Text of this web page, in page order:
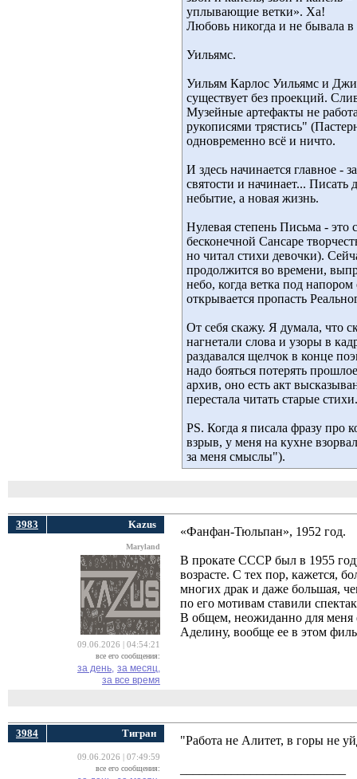
уплывающие ветки». Ха!
Любовь никогда и не бывала в
Уильямс.
Уильям Карлос Уильямс и
существует без проекций.
Музейные артефакты не
рукописями трястись"
одновременно всё и ничто.
И здесь начинается главное -
святости и начинает...
небытие, а новая жизнь.
Нулевая степень Письма - это
бесконечной Сансаре
но читал стихи девочки).
продолжится во времени,
небо, когда ветка под напором
открывается пропасть
От себя скажу. Я думала, что
нагнетали слова и узоры в
раздавался щелчок в конце
надо бояться потерять
архив, оно есть акт
перестала читать старые
PS. Когда я писала фразу про
взрыв, у меня на кухне
за меня смыслы").
3983 Kazus
Maryland
09.06.2026 | 04:54:21
все его сообщения:
за день, за месяц,
за все время
«Фанфан-Тюльпан», 1952 год.
В прокате СССР был в 1955
возрасте. С тех пор, кажется,
многих драк и даже большая,
по его мотивам ставили
В общем, неожиданно для меня
Аделину, вообще ее в этом
3984 Тигран
09.06.2026 | 07:49:59
все его сообщения:
"Работа не Алитет, в горы не